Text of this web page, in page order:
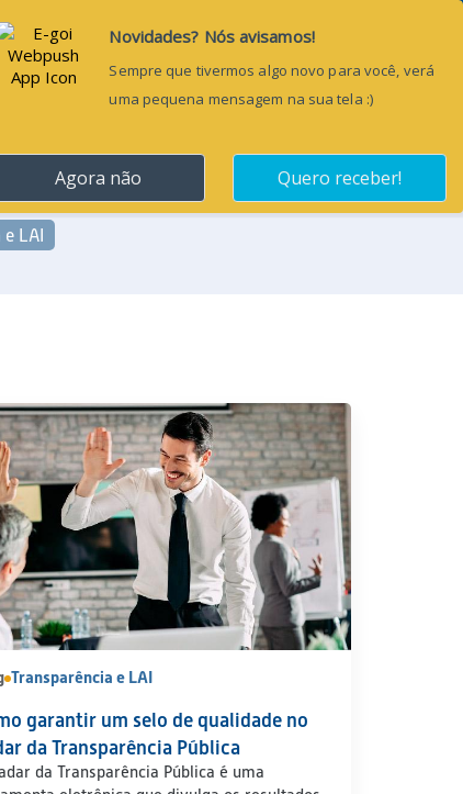
CONTATO Pesquisar...
e Almoxarifado
Pessoal e RH
e LAI
Transparência e LAI
garantir um selo de qualidade no
da Transparência Pública
da Transparência Pública é uma